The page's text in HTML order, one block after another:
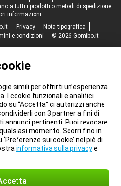
a tutti i prodotti o metodi di spedizione:
informazioni.
Privacy
Nota tipografica
e condizioni © 2026 Gomibo.it
simili per offrirti un’esperienza
I cookie funzionali e analitici
su “Accetta” ci autorizzi anche
con 3 partner a fini di
annunci pertinenti. Puoi revocare
momento. Scorri fino in
sui cookie’ nel piè di
informativa sulla privacye